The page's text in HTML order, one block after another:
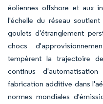
éoliennes offshore et aux
l'échelle du réseau
goulets d'étranglement
chocs
tempèrent la trajectoire
continus
fabrication additive dans
normes mondiales